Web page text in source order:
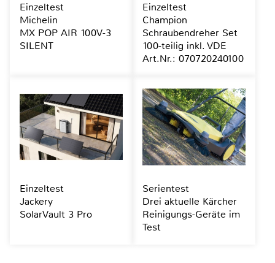
Einzeltest
Michelin
MX POP AIR 100V-3
SILENT
Einzeltest
Champion
Schraubendreher Set
100-teilig inkl. VDE
Art.Nr.: 070720240100
Einzeltest
Jackery
SolarVault 3 Pro
Serientest
Drei aktuelle Kärcher
Reinigungs-Geräte im
Test